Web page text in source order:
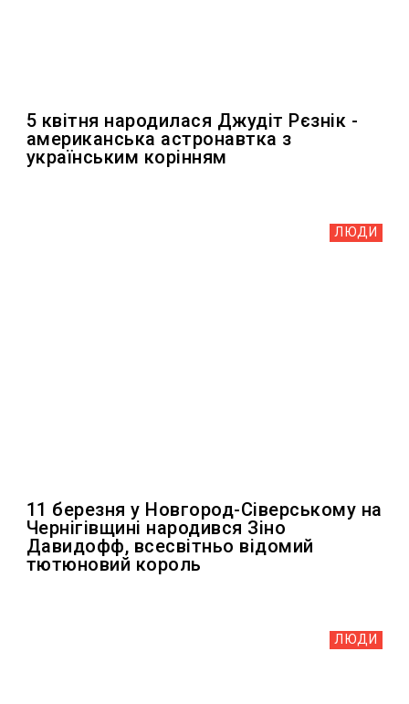
5 квітня народилася Джудіт Рєзнік -
американська астронавтка з
українським корінням
ЛЮДИ
11 березня у Новгород-Сіверському на
Чернігівщині народився Зіно
Давидофф, всесвітньо відомий
тютюновий король
ЛЮДИ